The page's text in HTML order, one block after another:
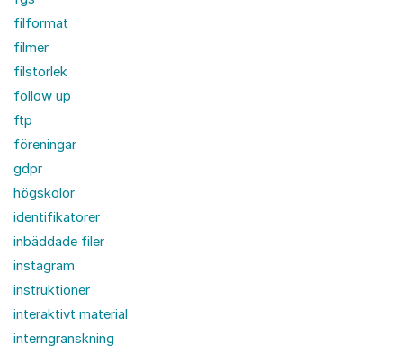
filformat
filmer
filstorlek
follow up
ftp
föreningar
gdpr
högskolor
identifikatorer
inbäddade filer
instagram
instruktioner
interaktivt material
interngranskning